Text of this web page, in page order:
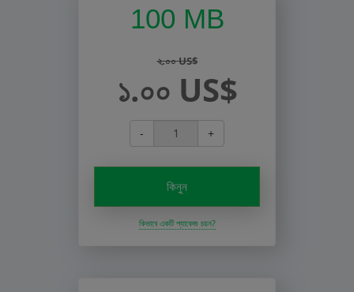
100 MB
২.০০ US$
১.০০ US$
- +
কিনুন
কিভাবে একটি প্যাকেজ চয়ন?